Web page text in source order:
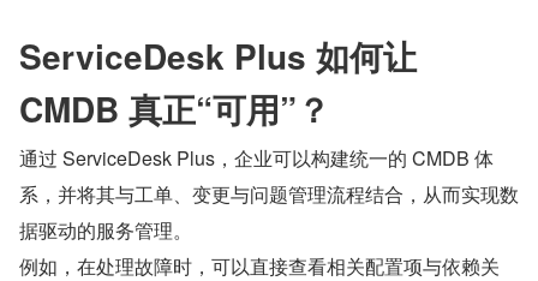
ServiceDesk Plus 如何让
CMDB 真正“可用”？
通过 ServiceDesk Plus，企业可以构建统一的 CMDB 体
系，并将其与工单、变更与问题管理流程结合，从而实现数
据驱动的服务管理。
例如，在处理故障时，可以直接查看相关配置项与依赖关